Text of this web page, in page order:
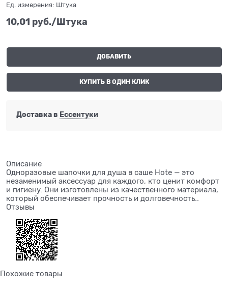
Ед. измерения: Штука
10,01 руб./Штука
ДОБАВИТЬ
КУПИТЬ В ОДИН КЛИК
Доставка в Ессентуки
Описание
Одноразовые шапочки для душа в саше Hote — это
незаменимый аксессуар для каждого, кто ценит комфорт
и гигиену. Они изготовлены из качественного материала,
который обеспечивает прочность и долговечность..
Отзывы
Похожие товары